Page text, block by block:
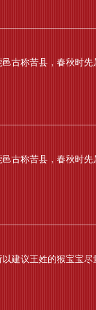
古称苦县，春秋时
古称苦县，春秋时
建议王姓的猴宝宝尽